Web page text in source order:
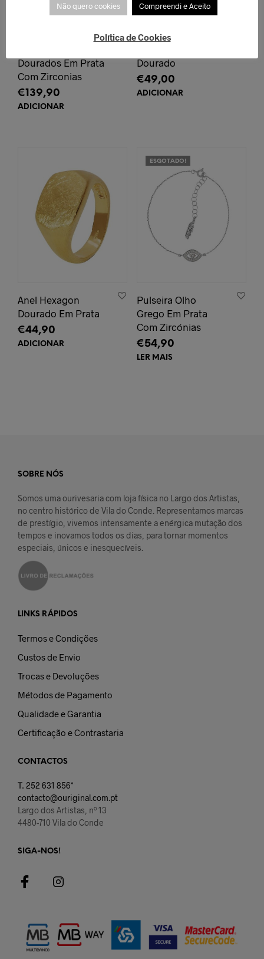
Dourados Em Prata
Com Zirconias
€139,90
ADICIONAR
Dourado
€49,00
ADICIONAR
Anel Hexagon
Dourado Em Prata
€44,90
ADICIONAR
ESGOTADO!
Pulseira Olho
Grego Em Prata
Com Zircónias
€54,90
LER MAIS
SOBRE NÓS
Somos uma ourivesaria com loja física no Largo dos Artistas,
no centro histórico de Vila do Conde. Representamos marcas
de prestígio, vivemos intensamente a enérgica mutação dos
tempos e inovamos todos os dias, para tornar momentos
especiais, únicos e inesquecíveis.
LINKS RÁPIDOS
Termos e Condições
Custos de Envio
Trocas e Devoluções
Métodos de Pagamento
Qualidade e Garantia
Certificação e Contrastaria
CONTACTOS
T. 252 631 856*
contacto@ouriginal.com.pt
Largo dos Artistas, nº 13
4480-710 Vila do Conde
SIGA-NOS!
Não quero cookies Compreendi e Aceito
Política de Cookies